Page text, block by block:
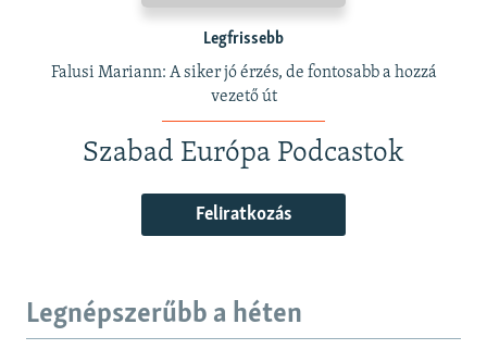
Legfrissebb
Falusi Mariann: A siker jó érzés, de fontosabb a hozzá
vezető út
Szabad Európa Podcastok
Feliratkozás
Legnépszerűbb a héten